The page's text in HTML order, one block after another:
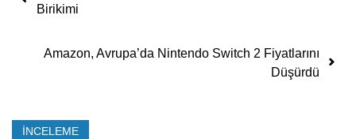
Birikimi
Amazon, Avrupa’da Nintendo Switch 2 Fiyatlarını
Düşürdü
İNCELEME